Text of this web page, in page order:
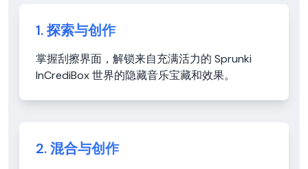
1. 探索与创作
掌握刮擦界面，解锁来自充满活力的 Sprunki
InCrediBox 世界的隐藏音乐宝藏和效果。
2. 混合与创作